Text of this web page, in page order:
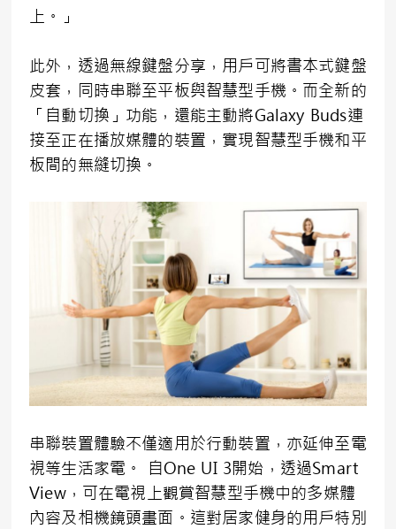
上。」
此外，透過無線鍵盤分享，用戶可將書本式鍵盤
皮套，同時串聯至平板與智慧型手機。而全新的
「自動切換」功能，還能主動將Galaxy Buds連
接至正在播放媒體的裝置，實現智慧型手機和平
板間的無縫切換。
串聯裝置體驗不僅適用於行動裝置，亦延伸至電
視等生活家電。 自One UI 3開始，透過Smart
View，可在電視上觀賞智慧型手機中的多媒體
內容及相機鏡頭畫面。這對居家健身的用戶特別